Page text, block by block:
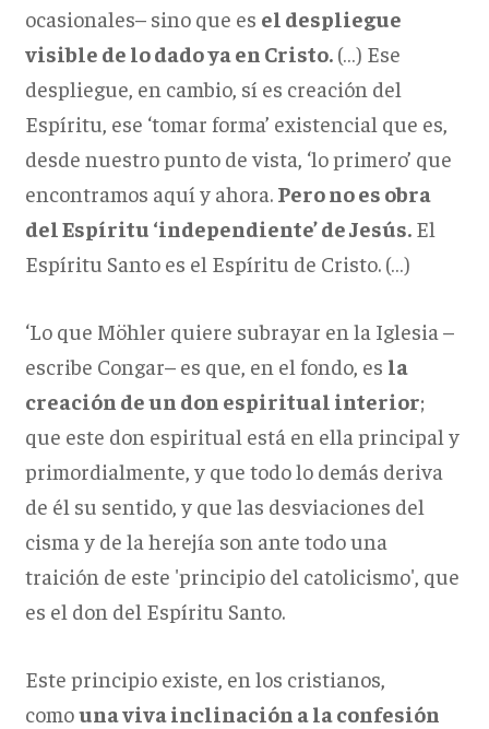
ocasionales– sino que es el despliegue
visible de lo dado ya en Cristo.(…) Ese
despliegue, en cambio, sí es creación del
Espíritu, ese ‘tomar forma’ existencial que es,
desde nuestro punto de vista, ‘lo primero’ que
encontramos aquí y ahora. Pero no es obra
del Espíritu ‘independiente’ de Jesús.El
Espíritu Santo es el Espíritu de Cristo. (…)
‘Lo que Möhler quiere subrayar en la Iglesia –
escribe Congar– es que, en el fondo, es la
creación de un don espiritual interior;
que este don espiritual está en ella principal y
primordialmente, y que todo lo demás deriva
de él su sentido, y que las desviaciones del
cisma y de la herejía son ante todo una
traición de este 'principio del catolicismo', que
es el don del Espíritu Santo.
Este principio existe, en los cristianos,
comouna viva inclinación a la confesión